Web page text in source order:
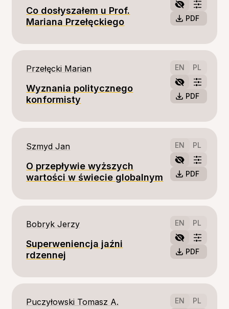
PDF
Co dosłyszałem u Prof.
Mariana Przełęckiego
EN PL
PDF
Przełęcki Marian
Wyznania politycznego
konformisty
EN PL
PDF
Szmyd Jan
O przepływie wyższych
wartości w świecie globalnym
EN PL
PDF
Bobryk Jerzy
Superweniencja jaźni
rdzennej
EN PL
Puczyłowski Tomasz A.